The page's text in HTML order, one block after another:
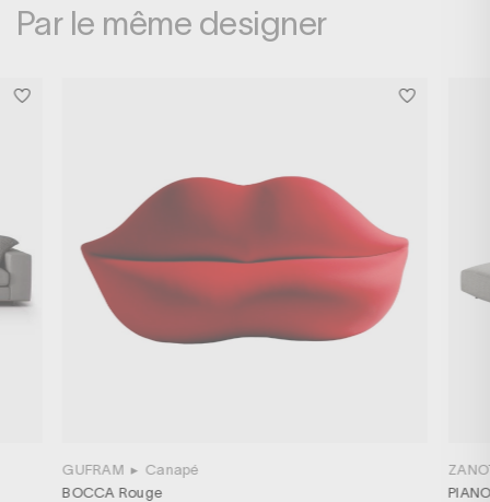
Par le même designer
GUFRAM ▸ Canapé
BOCCA Rouge